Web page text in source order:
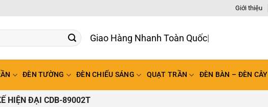
Giới thiệu
Giao Hàng Nhanh Toàn Quốc
ĐÈN TƯỜNG ĐÈN CHIẾU SÁNG QUẠT TRẦN ĐÈN BÀN – ĐÈN CÂY
HIỆN ĐẠI CDB-89002T